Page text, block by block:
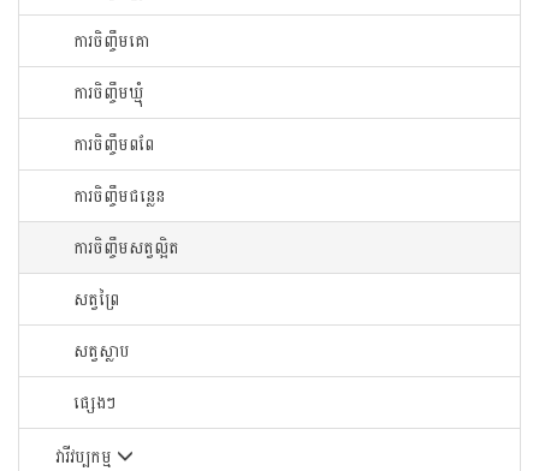
ការចិញ្ចឹមគោ
ការចិញ្ចឹមឃ្មុំ
ការចិញ្ចឹមពពែ
ការចិញ្ចឹមជន្លេន
ការចិញ្ចឹមសត្វល្អិត
សត្វព្រៃ
សត្វស្លាប
ផ្សេងៗ
វារីវប្បកម្ម